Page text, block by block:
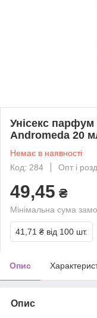
Унісекс парфум
Andromeda 20
Немає в наявності
Код: 284
Опт і
49,45 ₴
Мінімальна сума
41,71 ₴ від 100 шт.
Опис
Опис